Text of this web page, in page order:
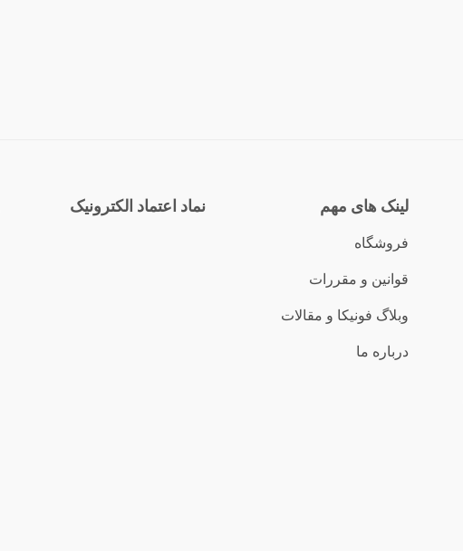
لینک های مهم
فروشگاه
قوانین و مقررات
وبلاگ فونیکا و مقالات
درباره ما
نماد اعتماد الکترونیک